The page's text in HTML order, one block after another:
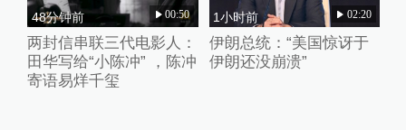
48分钟前 00:50
两封信串联三代电影人：
田华写给“小陈冲” ，陈冲
寄语易烊千玺
1小时前 02:20
伊朗总统：“美国惊讶于
伊朗还没崩溃”